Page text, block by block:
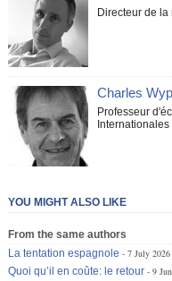
Directeur de la
Charles
Professeur
YOU MIGHT ALSO LIKE
From the same authors
La tentation espagnole
7 July 2026
Quoi qu’il en coûte: le retour
9